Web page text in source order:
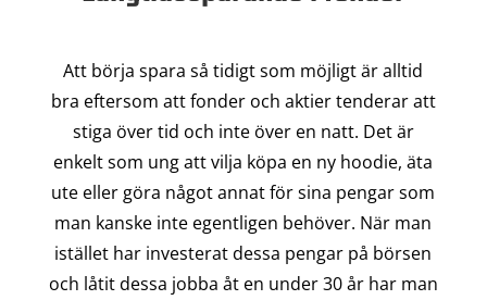
Att börja spara så tidigt som möjligt är alltid
bra eftersom att fonder och aktier tenderar att
stiga över tid och inte över en natt. Det är
enkelt som ung att vilja köpa en ny hoodie, äta
ute eller göra något annat för sina pengar som
man kanske inte egentligen behöver. När man
istället har investerat dessa pengar på börsen
och låtit dessa jobba åt en under 30 år har man